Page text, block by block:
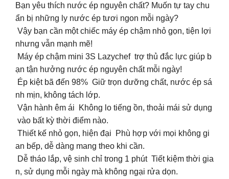
Bạn yêu thích nước ép nguyên chất? Muốn tự tay chu
ẩn bị những ly nước ép tươi ngon mỗi ngày?
Vậy bạn cần một chiếc máy ép chậm nhỏ gọn, tiện lợi
nhưng vẫn mạnh mẽ!
Máy ép chậm mini 3S Lazychef trợ thủ đắc lực giúp b
ạn tận hưởng nước ép nguyên chất mỗi ngày!
Ép kiệt bã đến 98% Giữ trọn dưỡng chất, nước ép sá
nh mịn, không tách lớp.
Vận hành êm ái Không lo tiếng ồn, thoải mái sử dụng
vào bất kỳ thời điểm nào.
Thiết kế nhỏ gọn, hiện đại Phù hợp với mọi không gi
an bếp, dễ dàng mang theo khi cần.
Dễ tháo lắp, vệ sinh chỉ trong 1 phút Tiết kiệm thời gia
n, sử dụng mỗi ngày mà không ngại rửa dọn.